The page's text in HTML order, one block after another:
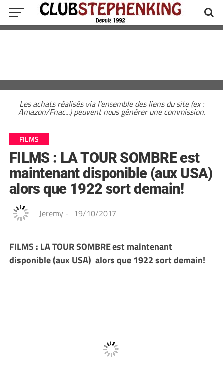
Les achats réalisés via l'ensemble des liens du site (ex :
Amazon/Fnac...) peuvent nous générer une commission.
FILMS
FILMS : LA TOUR SOMBRE est
maintenant disponible (aux USA)
alors que 1922 sort demain!
Jeremy - 19/10/2017
FILMS : LA TOUR SOMBRE est maintenant
disponible (aux USA) alors que 1922 sort demain!